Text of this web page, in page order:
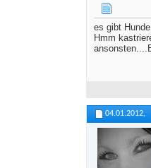
es gibt
Hmm
04.01.2012,